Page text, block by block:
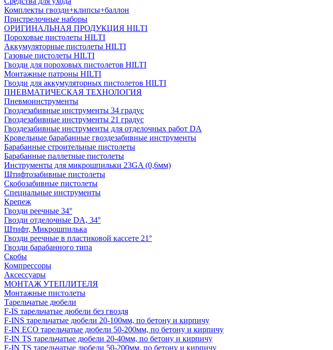
Комплекты гвозди+клипсы+баллон
Пристрелочные наборы
ОРИГИНАЛЬНАЯ ПРОДУКЦИЯ HILTI
Пороховые пистолеты HILTI
Аккумуляторные пистолеты HILTI
Газовые пистолеты HILTI
Гвозди для пороховых пистолетов HILTI
Монтажные патроны HILTI
Гвозди для аккумуляторных пистолетов HILTI
ПНЕВМАТИЧЕСКАЯ ТЕХНОЛОГИЯ
Пневмоинструменты
Гвоздезабивные инструменты 34 градус
Гвоздезабивные инструменты 21 градус
Гвоздезабивные инструменты для отделочных работ DA
Кровельные барабанные гвоздезабивные инструменты
Барабанные строительные пистолеты
Барабанные паллетные пистолеты
Инструменты для микрошпильки 23GA (0,6мм)
Штифтозабивные пистолеты
Скобозабивные пистолеты
Специальные инструменты
Крепеж
Гвозди реечные 34°
Гвозди отделочные DA, 34°
Штифт, Микрошпилька
Гвозди реечные в пластиковой кассете 21°
Гвозди барабанного типа
Скобы
Компрессоры
Аксессуары
МОНТАЖ УТЕПЛИТЕЛЯ
Монтажные пистолеты
Тарельчатые дюбели
F-IS тарельчатые дюбели без гвоздя
F-INS тарельчатые дюбели 20-100мм, по бетону и кирпичу
F-IN ECO тарельчатые дюбели 50-200мм, по бетону и кирпичу
F-IN TS тарельчатые дюбели 20-40мм, по бетону и кирпичу
F-IN TS тарельчатые дюбели 50-200мм, по бетону и кирпичу